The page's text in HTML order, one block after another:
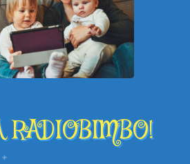
RADIOBIMBO!